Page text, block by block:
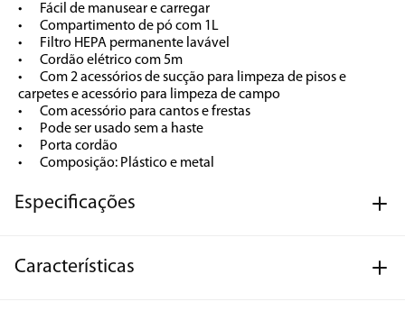
•	Fácil de manusear e carregar
•	Compartimento de pó com 1L
•	Filtro HEPA permanente lavável
•	Cordão elétrico com 5m
•	Com 2 acessórios de sucção para limpeza de pisos e
carpetes e acessório para limpeza de campo
•	Com acessório para cantos e frestas
•	Pode ser usado sem a haste
•	Porta cordão
•	Composição: Plástico e metal
Especificações
Características